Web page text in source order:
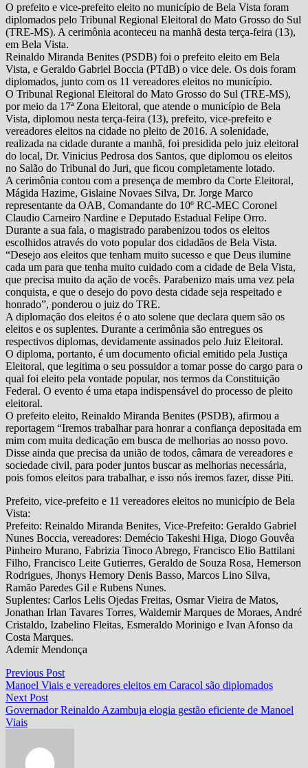
O prefeito e vice-prefeito eleito no município de Bela Vista foram
diplomados pelo Tribunal Regional Eleitoral do Mato Grosso do Sul
(TRE-MS). A cerimônia aconteceu na manhã desta terça-feira (13),
em Bela Vista.
Reinaldo Miranda Benites (PSDB) foi o prefeito eleito em Bela
Vista, e Geraldo Gabriel Boccia (PTdB) o vice dele. Os dois foram
diplomados, junto com os 11 vereadores eleitos no município.
O Tribunal Regional Eleitoral do Mato Grosso do Sul (TRE-MS),
por meio da 17ª Zona Eleitoral, que atende o município de Bela
Vista, diplomou nesta terça-feira (13), prefeito, vice-prefeito e
vereadores eleitos na cidade no pleito de 2016. A solenidade,
realizada na cidade durante a manhã, foi presidida pelo juiz eleitoral
do local, Dr. Vinicius Pedrosa dos Santos, que diplomou os eleitos
no Salão do Tribunal do Juri, que ficou completamente lotado.
A cerimônia contou com a presença de membro da Corte Eleitoral,
Mágida Hazime, Gislaine Novaes Silva, Dr. Jorge Marco
representante da OAB, Comandante do 10º RC-MEC Coronel
Claudio Carneiro Nardine e Deputado Estadual Felipe Orro.
Durante a sua fala, o magistrado parabenizou todos os eleitos
escolhidos através do voto popular dos cidadãos de Bela Vista.
“Desejo aos eleitos que tenham muito sucesso e que Deus ilumine
cada um para que tenha muito cuidado com a cidade de Bela Vista,
que precisa muito da ação de vocês. Parabenizo mais uma vez pela
conquista, e que o desejo do povo desta cidade seja respeitado e
honrado”, ponderou o juiz do TRE.
A diplomação dos eleitos é o ato solene que declara quem são os
eleitos e os suplentes. Durante a cerimônia são entregues os
respectivos diplomas, devidamente assinados pelo Juiz Eleitoral.
O diploma, portanto, é um documento oficial emitido pela Justiça
Eleitoral, que legitima o seu possuidor a tomar posse do cargo para o
qual foi eleito pela vontade popular, nos termos da Constituição
Federal. O evento é uma etapa indispensável do processo de pleito
eleitoral.
O prefeito eleito, Reinaldo Miranda Benites (PSDB), afirmou a
reportagem “Iremos trabalhar para honrar a confiança depositada em
mim com muita dedicação em busca de melhorias ao nosso povo.
Disse ainda que precisa da união de todos, câmara de vereadores e
sociedade civil, para poder juntos buscar as melhorias necessária,
pois fomos eleitos para trabalhar, e isso nós iremos fazer, disse Piti.
Prefeito, vice-prefeito e 11 vereadores eleitos no município de Bela
Vista:
Prefeito: Reinaldo Miranda Benites, Vice-Prefeito: Geraldo Gabriel
Nunes Boccia, vereadores: Demécio Takeshi Higa, Diogo Gouvêa
Pinheiro Murano, Fabrizia Tinoco Abrego, Francisco Elio Battilani
Filho, Francisco Leite Gutierres, Geraldo de Souza Rosa, Hemerson
Rodrigues, Jhonys Hemory Denis Basso, Marcos Lino Silva,
Ramão Paredes Gil e Rubens Nunes.
Suplentes: Carlos Lelis Ojedas Freitas, Osmar Vieira de Matos,
Jonathan Irlan Tavares Torres, Waldemir Marques de Moraes, André
Cristaldo, Izabelino Fleitas, Esmeraldo Morinigo e Ivan Afonso da
Costa Marques.
Ademir Mendonça
Navegação
de
Post
Previous PostPrevious
post:
Manoel Viais e vereadores eleitos em Caracol são diplomados
Next PostNext
post:
Governador Reinaldo Azambuja elogia gestão eficiente de Manoel
Viais